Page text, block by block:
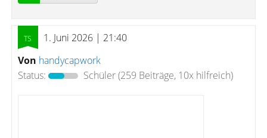
1. Juni 2026 | 21:40
Von handycapwork
Status:
Schüler(259 Beiträge, 10x hilfreich)